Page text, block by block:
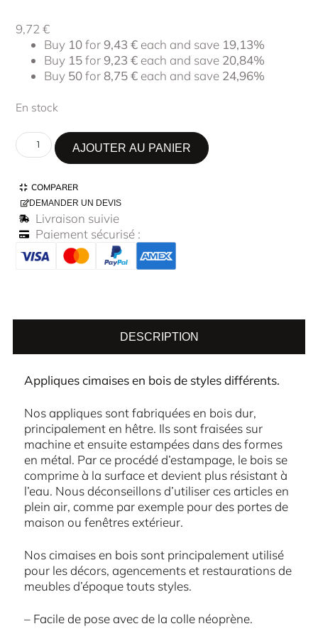
9,72€
Buy 10for 9,43€ each and save 19,13%
Buy 15for 9,23€ each and save 20,84%
Buy 50for 8,75€ each and save 24,96%
En stock
AJOUTER AU PANIER
COMPARER
DEMANDER UN DEVIS
Livraison suivie
Paiement sécurisé :
DESCRIPTION
Appliques cimaises en bois de styles différents.
Nos appliques sont fabriquées en bois dur,
principalement en hêtre. Ils sont fraisées sur
machine et ensuite estampées dans des formes
en métal. Par ce procédé d’estampage, le bois se
comprime à la surface et devient plus résistant à
l’eau. Nous déconseillons d’utiliser ces articles en
plein air, comme par exemple pour des portes de
maison ou fenêtres extérieur.
Nos cimaises en bois sont principalement utilisé
pour les décors, agencements et restaurations de
meubles d’époque touts styles.
– Facile de pose avec de la colle néoprène.